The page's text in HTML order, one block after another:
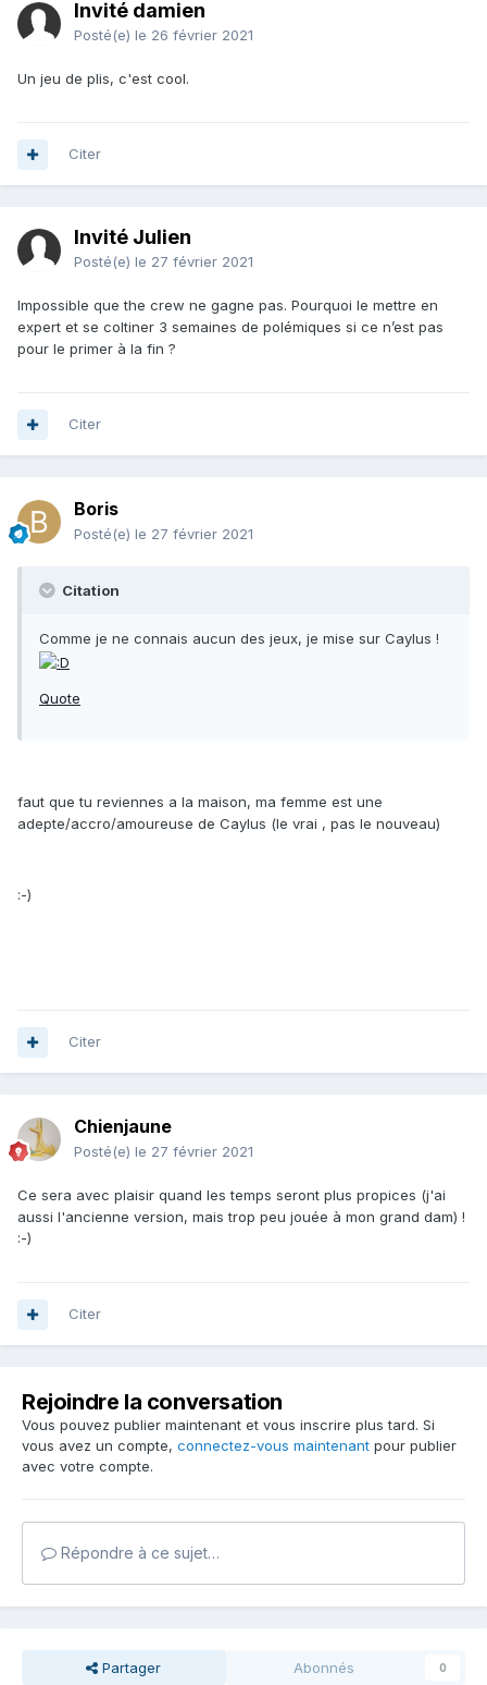
Invité damien
Posté(e) le 26 février 2021
Un jeu de plis, c'est cool.
Citer
Invité Julien
Posté(e) le 27 février 2021
Impossible que the crew ne gagne pas. Pourquoi le mettre en
expert et se coltiner 3 semaines de polémiques si ce n’est pas
pour le primer à la fin ?
Citer
Boris
Posté(e) le 27 février 2021
Citation
Comme je ne connais aucun des jeux, je mise sur Caylus !
Quote
faut que tu reviennes a la maison, ma femme est une
adepte/accro/amoureuse de Caylus (le vrai , pas le nouveau)
:-)
Citer
Chienjaune
Posté(e) le 27 février 2021
Ce sera avec plaisir quand les temps seront plus propices (j'ai
aussi l'ancienne version, mais trop peu jouée à mon grand dam) !
:-)
Citer
Rejoindre la conversation
Vous pouvez publier maintenant et vous inscrire plus tard. Si
vous avez un compte, connectez-vous maintenant pour publier
avec votre compte.
Répondre à ce sujet…
Partager Abonnés 0